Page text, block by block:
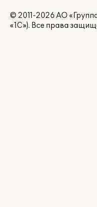
© 2011-2026 АО
«1С»). Все права